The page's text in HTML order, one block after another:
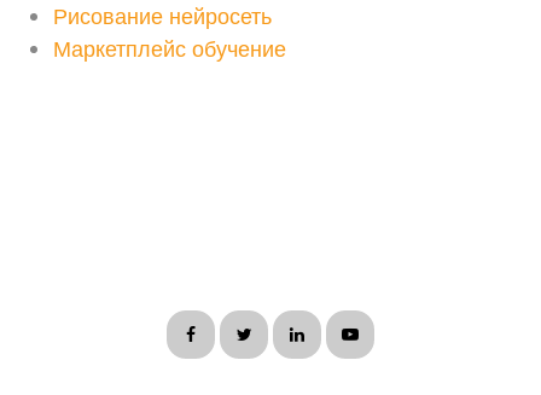
Рисование нейросеть
Маркетплейс обучение